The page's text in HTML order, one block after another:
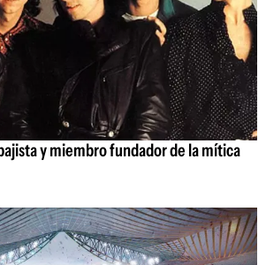
y miembro fundador de la mítica